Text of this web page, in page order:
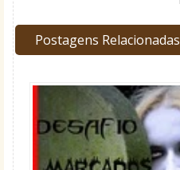
Postagens Relacionadas